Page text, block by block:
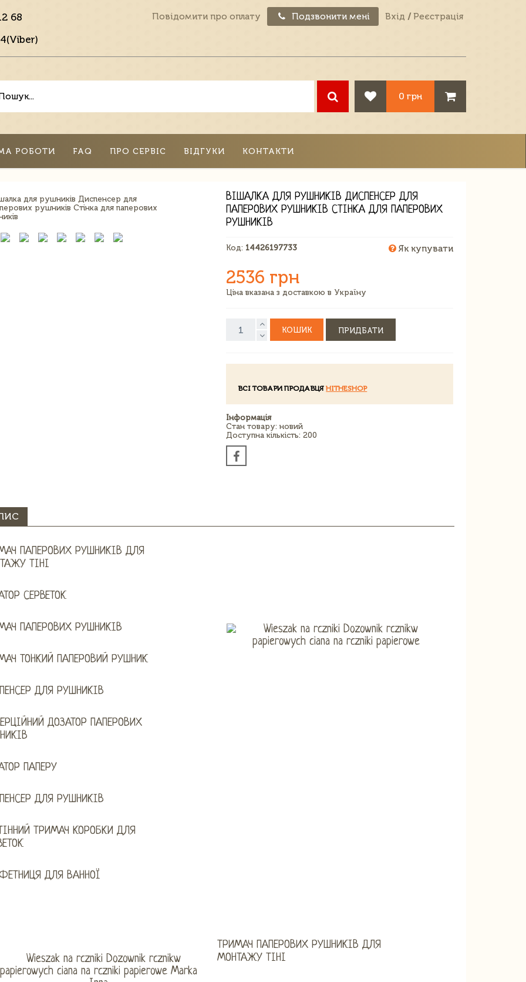
68
Повідомити про оплату Подзвонити мені Вхід / Реєстрація
0 грн
РОБОТИ FAQ ПРО СЕРВІС ВІДГУКИ КОНТАКТИ
ВІШАЛКА ДЛЯ РУШНИКІВ ДИСПЕНСЕР ДЛЯ
ПАПЕРОВИХ РУШНИКІВ СТІНКА ДЛЯ ПАПЕРОВИХ
РУШНИКІВ
Код: 14426197733 Як купувати
2536 грн
Ціна вказана з доставкою в Україну
КОШИК ПРИДБАТИ
ВСІ ТОВАРИ ПРОДАВЦЯHITHESHOP
Інформація
Стан товару: новий
Доступна кількість: 200
ПАПЕРОВИХ РУШНИКІВ ДЛЯ
ТІНІ
СЕРВЕТОК
ПАПЕРОВИХ РУШНИКІВ
ТОНКИЙ ПАПЕРОВИЙ РУШНИК
ДЛЯ РУШНИКІВ
ДОЗАТОР ПАПЕРОВИХ
ПАПЕРУ
ДЛЯ РУШНИКІВ
ТРИМАЧ КОРОБКИ ДЛЯ
ДЛЯ ВАННОЇ
ТРИМАЧ ПАПЕРОВИХ РУШНИКІВ ДЛЯ
МОНТАЖУ ТІНІ